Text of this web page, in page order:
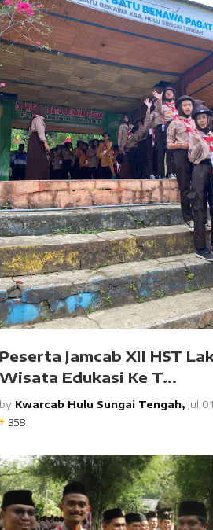
Peserta Jamcab XII HST
Wisata Edukasi Ke T...
by Kwarcab Hulu Sungai Tengah, Jul
358